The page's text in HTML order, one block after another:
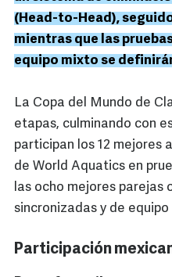
(Head-to-Head),
mientras que las
equipo mixto se
La Copa del Mundo de
etapas, culminando con
participan los 12 mejores
de World Aquatics en
las ocho mejores parejas
sincronizadas y de equipo
Participación